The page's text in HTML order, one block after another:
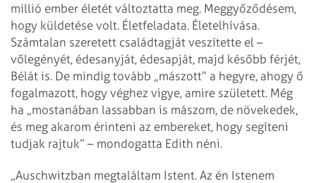
millió ember életét változtatta meg. Meggyőződésem,
hogy küldetése volt. Életfeladata. Életelhívása.
Számtalan szeretett családtagját veszítette el –
vőlegényét, édesanyját, édesapját, majd később férjét,
Bélát is. De mindig tovább „mászott” a hegyre, ahogy ő
fogalmazott, hogy véghez vigye, amire született. Még
ha „mostanában lassabban is mászom, de növekedek,
és meg akarom érinteni az embereket, hogy segíteni
tudjak rajtuk” – mondogatta Edith néni.
„Auschwitzban megtaláltam Istent. Az én Istenem